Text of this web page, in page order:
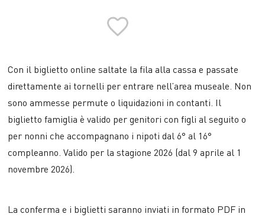
Con il biglietto online saltate la fila alla cassa e passate
direttamente ai tornelli per entrare nell’area museale. Non
sono ammesse permute o liquidazioni in contanti. Il
biglietto famiglia è valido per genitori con figli al seguito o
per nonni che accompagnano i nipoti dal 6° al 16°
compleanno. Valido per la stagione 2026 (dal 9 aprile al 1
novembre 2026).
La conferma e i biglietti saranno inviati in formato PDF in